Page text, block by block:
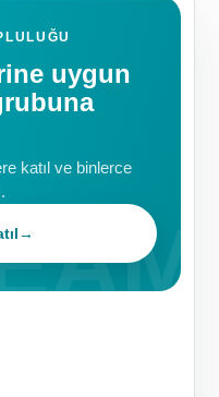
uygun
katıl ve binlerce
→